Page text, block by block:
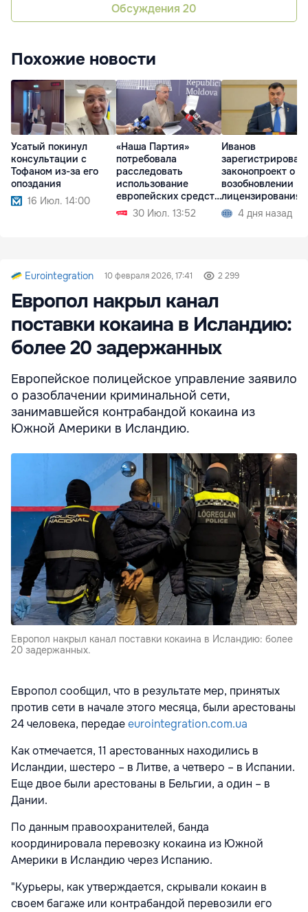
Обсуждения 20
Похожие новости
Усатый покинул
консультации с
Тофаном из-за его
опоздания
16 Июл. 14:00
«Наша Партия»
потребовала
расследовать
использование
европейских средств
в Молдове
30 Июл. 13:52
Иванов
зарегистрировал
законопроект о
возобновлении
лицензирования
импорта
4 дня назад
Eurointegration 10 февраля 2026, 17:41 2 299
Европол накрыл канал
поставки кокаина в Исландию:
более 20 задержанных
Европейское полицейское управление заявило
о разоблачении криминальной сети,
занимавшейся контрабандой кокаина из
Южной Америки в Исландию.
Европол накрыл канал поставки кокаина в Исландию: более
20 задержанных.
Европол сообщил, что в результате мер, принятых
против сети в начале этого месяца, были арестованы
24 человека, передаеeurointegration.com.ua
Как отмечается, 11 арестованных находились в
Исландии, шестеро – в Литве, а четверо – в Испании.
Еще двое были арестованы в Бельгии, а один – в
Дании.
По данным правоохранителей, банда
координировала перевозку кокаина из Южной
Америки в Исландию через Испанию.
"Курьеры, как утверждается, скрывали кокаин в
своем багаже или контрабандой перевозили его